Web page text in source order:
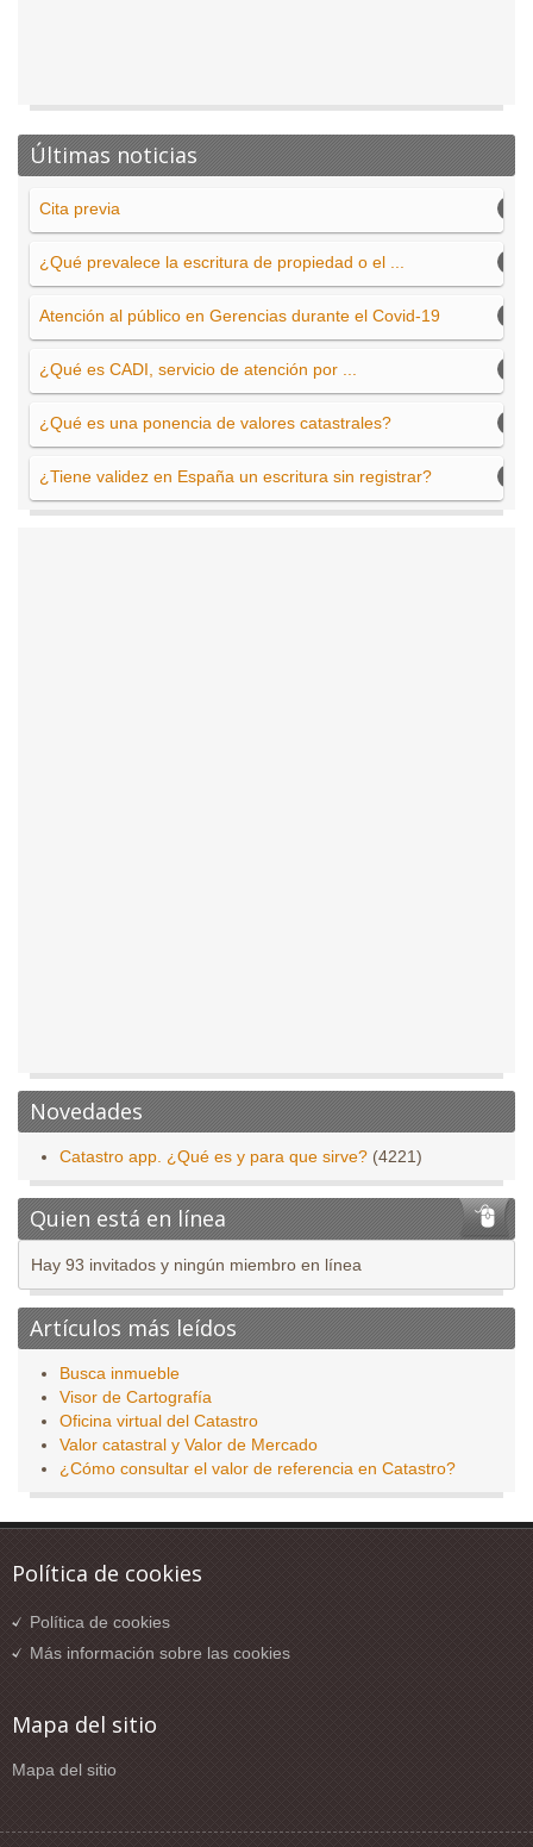
Últimas noticias
Cita previa
¿Qué prevalece la escritura de propiedad o el ...
Atención al público en Gerencias durante el Covid-19
¿Qué es CADI, servicio de atención por ...
¿Qué es una ponencia de valores catastrales?
¿Tiene validez en España un escritura sin registrar?
Novedades
Catastro app. ¿Qué es y para que sirve? (4221)
Quien está en línea
Hay 93 invitados y ningún miembro en línea
Artículos más leídos
Busca inmueble
Visor de Cartografía
Oficina virtual del Catastro
Valor catastral y Valor de Mercado
¿Cómo consultar el valor de referencia en Catastro?
Política de cookies
Política de cookies
Más información sobre las cookies
Mapa del sitio
Mapa del sitio